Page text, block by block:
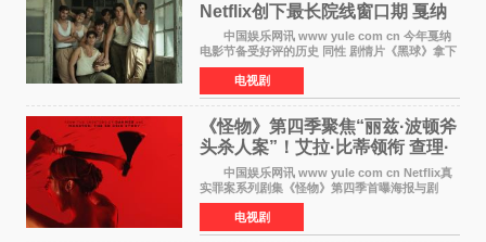
Netflix创下最长院线窗口期 戛纳
最佳导演加持
中国娱乐网讯 www yule com cn 今年戛纳
电影节备受好评的历史 同性 剧情片《黑球》拿下
Netflix美国发行电影的最长院线放映期——该片
最新定档今年10月16日美国影院上映（此前定档
11月6日，如
电视剧
《怪物》第四季聚焦“丽兹·波顿斧
头杀人案”！艾拉·比蒂领衔 查理·
汉纳姆、莎拉·保
中国娱乐网讯 www yule com cn Netflix真
实罪案系列剧集《怪物》第四季首曝海报与剧
照，聚焦鹅妈妈童谣亦有记载的著名血腥杀人案
——丽兹·波顿砍死生父与继母案。 本季由艾
拉·比蒂饰
电视剧